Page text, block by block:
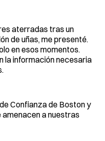
aterradas tras un
de uñas, me presenté.
en esos momentos.
la información necesaria
Confianza de Boston y
a nuestras